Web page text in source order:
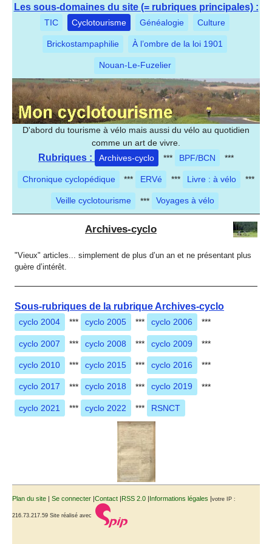
Les sous-domaines du site (= rubriques principales) :
TIC Cyclotourisme Généalogie Culture
Brickostampaphilie À l’ombre de la loi 1901
Nouan-Le-Fuzelier
D'abord du tourisme à vélo mais aussi du vélo au quotidien
comme un art de vivre.
Rubriques : Archives-cyclo *** BPF/BCN ***
Chronique cyclopédique *** ERVé *** Livre : à vélo ***
Veille cyclotourisme *** Voyages à vélo
Archives-cyclo
"Vieux" articles... simplement de plus d’un an et ne présentant plus
guère d’intérêt.
Sous-rubriques de la rubrique Archives-cyclo
cyclo 2004 *** cyclo 2005 *** cyclo 2006 ***
cyclo 2007 *** cyclo 2008 *** cyclo 2009 ***
cyclo 2010 *** cyclo 2015 *** cyclo 2016 ***
cyclo 2017 *** cyclo 2018 *** cyclo 2019 ***
cyclo 2021 *** cyclo 2022 *** RSNCT
Plan du site | Se connecter |Contact |RSS 2.0 |Informations légales |votre IP :
216.73.217.59 Site réalisé avec